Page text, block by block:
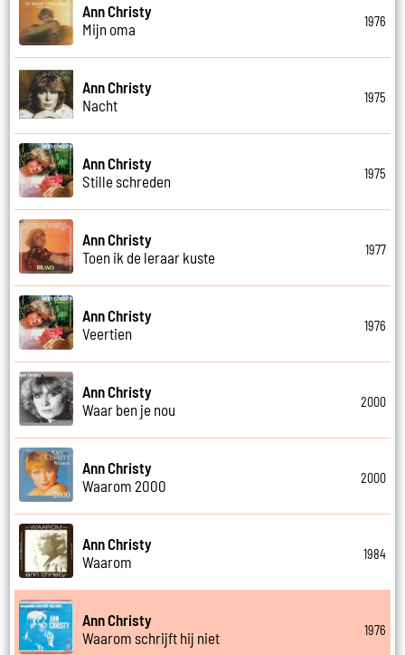
Ann Christy
Mijn oma
1976
Ann Christy
Nacht
1975
Ann Christy
Stille schreden
1975
Ann Christy
Toen ik de leraar kuste
1977
Ann Christy
Veertien
1976
Ann Christy
Waar ben je nou
2000
Ann Christy
Waarom 2000
2000
Ann Christy
Waarom
1984
Ann Christy
Waarom schrijft hij niet
1976